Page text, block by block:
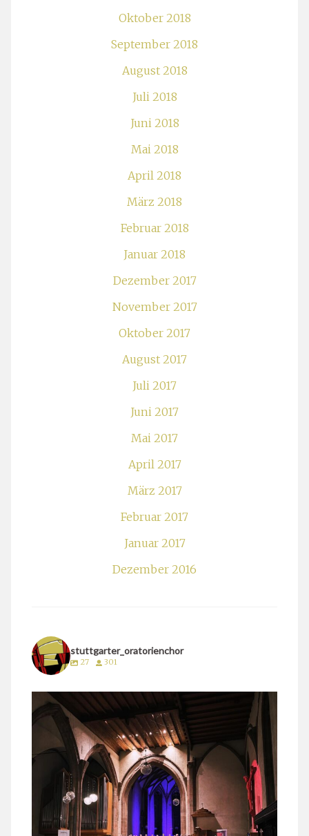
Oktober 2018
September 2018
August 2018
Juli 2018
Juni 2018
Mai 2018
April 2018
März 2018
Februar 2018
Januar 2018
Dezember 2017
November 2017
Oktober 2017
August 2017
Juli 2017
Juni 2017
Mai 2017
April 2017
März 2017
Februar 2017
Januar 2017
Dezember 2016
stuttgarter_oratorienchor
27 301
stuttgarter_oratorienchor
März 24